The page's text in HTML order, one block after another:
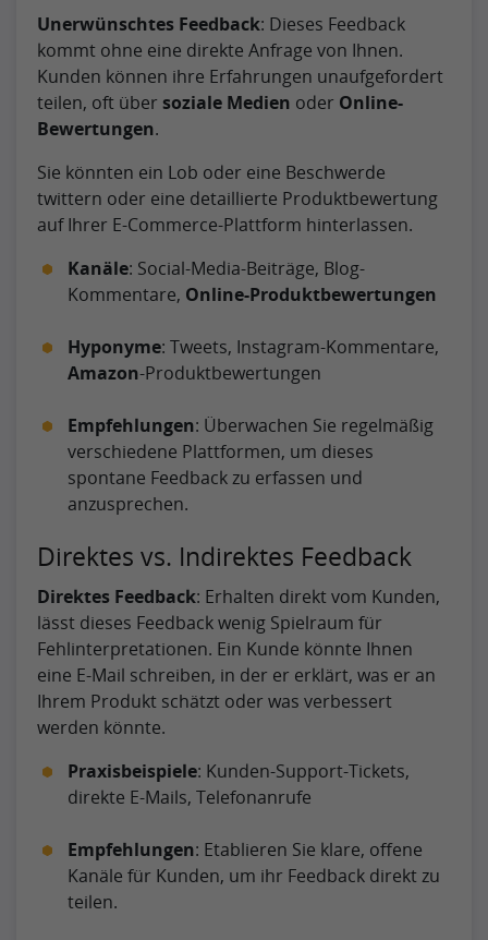
Unerwünschtes Feedback: Dieses Feedback
kommt ohne eine direkte Anfrage von Ihnen.
Kunden können ihre Erfahrungen unaufgefordert
teilen, oft über soziale Medien oder Online-
Bewertungen.
Sie könnten ein Lob oder eine Beschwerde
twittern oder eine detaillierte Produktbewertung
auf Ihrer E-Commerce-Plattform hinterlassen.
Kanäle: Social-Media-Beiträge, Blog-
Kommentare, Online-Produktbewertungen
Hyponyme: Tweets, Instagram-Kommentare,
Amazon-Produktbewertungen
Empfehlungen: Überwachen Sie regelmäßig
verschiedene Plattformen, um dieses
spontane Feedback zu erfassen und
anzusprechen.
Direktes vs. Indirektes Feedback
Direktes Feedback: Erhalten direkt vom Kunden,
lässt dieses Feedback wenig Spielraum für
Fehlinterpretationen. Ein Kunde könnte Ihnen
eine E-Mail schreiben, in der er erklärt, was er an
Ihrem Produkt schätzt oder was verbessert
werden könnte.
Praxisbeispiele: Kunden-Support-Tickets,
direkte E-Mails, Telefonanrufe
Empfehlungen: Etablieren Sie klare, offene
Kanäle für Kunden, um ihr Feedback direkt zu
teilen.